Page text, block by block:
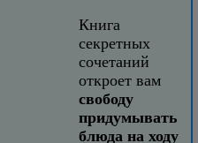
Книга
секретных
сочетаний
откроет вам
свободу
придумывать
блюда на ходу